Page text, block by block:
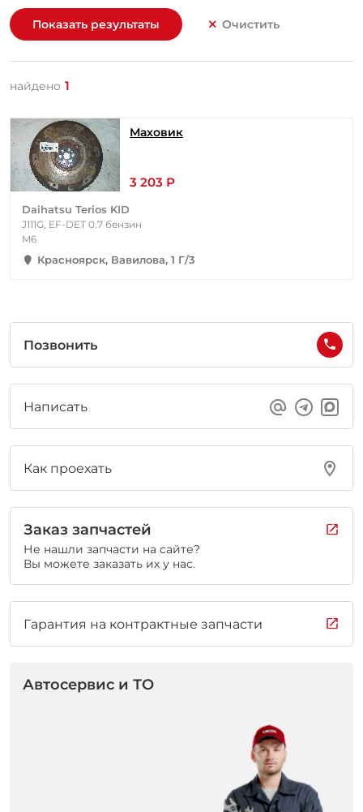
Показать результаты Очистить
найдено 1
Маховик
3 203 Р
Daihatsu Terios KID
J111G, EF-DET 0.7 бензин
M6
Красноярск, Вавилова, 1 Г/3
Позвонить
Написать
Как проехать
Заказ запчастей
Не нашли запчасти на сайте?
Вы можете заказать их у нас.
Гарантия на контрактные запчасти
Автосервис и ТО